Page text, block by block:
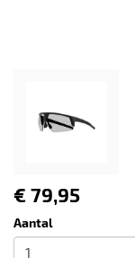
€ 79,95
Aantal